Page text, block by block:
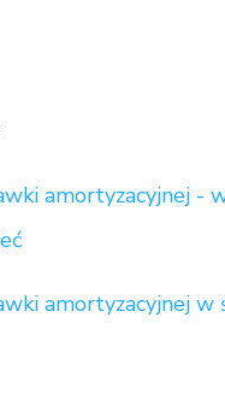
amortyzacyjnej -
amortyzacyjnej